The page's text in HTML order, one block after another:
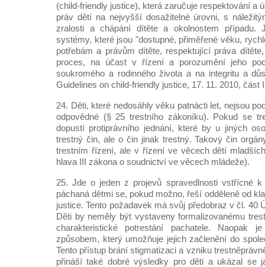
(child-friendly justice), která zaručuje respektování a
práv dětí na nejvyšší dosažitelné úrovni, s
zralosti a chápání dítěte a okolnostem případu.
systémy, které jsou "dostupné, přiměřené věku,
potřebám a právům dítěte, respektující práva
proces, na účast v řízení a porozumění jeho
soukromého a rodinného života a na integritu a
Guidelines on child-friendly justice, 17. 11. 2010, část
24. Děti, které nedosáhly věku patnácti let, nejsou
odpovědné (§ 25 trestního zákoníku). Pokud se
dopustí protiprávního jednání, které by u jiných
trestný čin, ale o čin jinak trestný. Takový čin
trestním řízení, ale v řízení ve věcech dětí
hlava III zákona o soudnictví ve věcech mládeže).
25. Jde o jeden z projevů spravedlnosti vstřícné k
páchaná dětmi se, pokud možno, řeší odděleně od
justice. Tento požadavek má svůj předobraz v čl. 40
Děti by neměly být vystaveny formalizovanému
charakteristické potrestání pachatele. Naopak
způsobem, který umožňuje jejich začlenění do
Tento přístup brání stigmatizaci a vzniku
přináší také dobré výsledky pro děti a ukázal se